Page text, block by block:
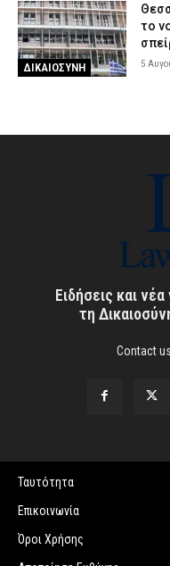
ΔΙΚΑΙΟΣΥΝΗ
το
5
Ειδήσεις και
τη
Contact
Ταυτότητα
Επικοινωνία
Όροι Χρήσης